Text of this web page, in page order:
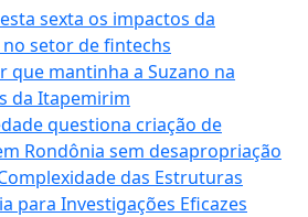
sexta os impactos da
setor de fintechs
que mantinha a Suzano na
da Itapemirim
questiona criação de
Rondônia sem desapropriação
das Estruturas
para Investigações Eficazes